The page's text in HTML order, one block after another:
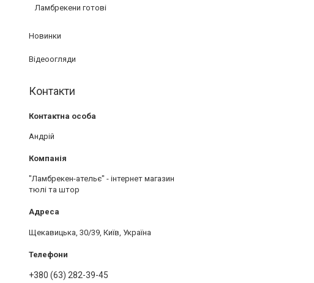
Ламбрекени готові
Новинки
Відеоогляди
Контакти
Андрій
"Ламбрекен-ательє" - інтернет магазин
тюлі та штор
Щекавицька, 30/39, Київ, Україна
+380 (63) 282-39-45